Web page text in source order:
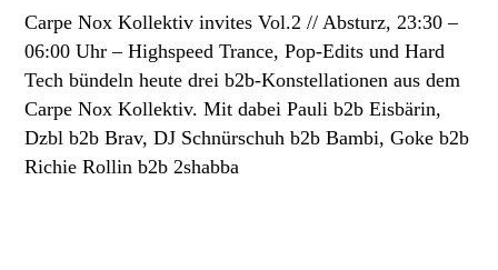
Carpe Nox Kollektiv invites Vol.2 // Absturz, 23:30 –
06:00 Uhr – Highspeed Trance, Pop-Edits und Hard
Tech bündeln heute drei b2b-Konstellationen aus dem
Carpe Nox Kollektiv. Mit dabei Pauli b2b Eisbärin,
Dzbl b2b Brav, DJ Schnürschuh b2b Bambi, Goke b2b
Richie Rollin b2b 2shabba